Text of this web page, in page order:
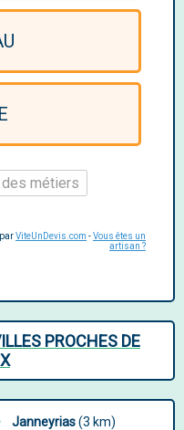
métiers
ViteUnDevis.com -Vous êtes un
artisan ?
PROCHES DE
Janneyrias(3 km)